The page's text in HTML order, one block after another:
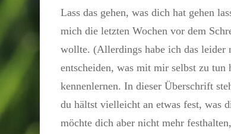
Lass das gehen, was dich hat gehen
mich die letzten Wochen vor dem
wollte. (Allerdings habe ich das
entscheiden, was mit mir selbst zu tun
kennenlernen. In dieser Überschrift
du hältst vielleicht an etwas fest, was
möchte dich aber nicht mehr